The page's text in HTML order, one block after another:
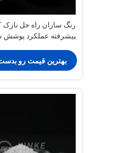
رنگ سازان راه حل نازک
پیشرفته عملکرد پوشش
بهترین قیمت رو بدست